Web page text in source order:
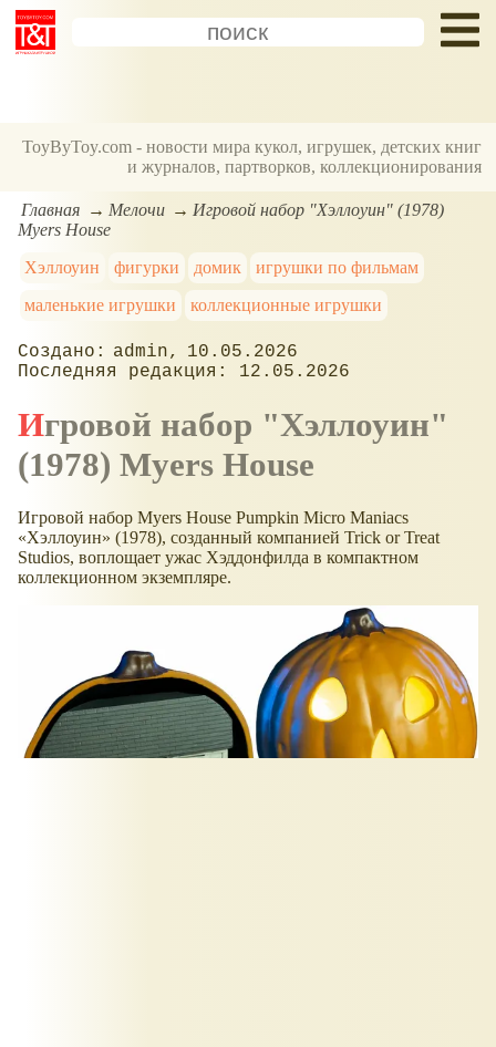
ToyByToy.com - новости мира кукол, игрушек, детских книг
и журналов, партворков, коллекционирования
Главная Мелочи
Игровой набор "Хэллоуин" (1978)
Myers House
Хэллоуин
фигурки домик
игрушки по фильмам
маленькие игрушки
коллекционные игрушки
admin
10.05.2026
12.05.2026
Игровой набор "Хэллоуин"
(1978) Myers House
Игровой набор Myers House Pumpkin Micro Maniacs
Хэллоуин
(1978), созданный компанией Trick or Treat
Studios, воплощает ужас Хэддонфилда в компактном
коллекционном экземпляре.